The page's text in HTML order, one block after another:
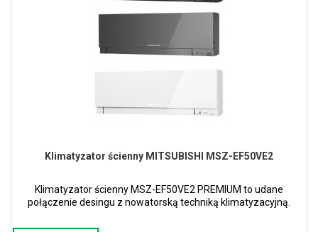
Klimatyzator ścienny MITSUBISHI MSZ-EF50VE2
Klimatyzator ścienny MSZ-EF50VE2 PREMIUM to udane
połączenie desingu z nowatorską techniką klimatyzacyjną.